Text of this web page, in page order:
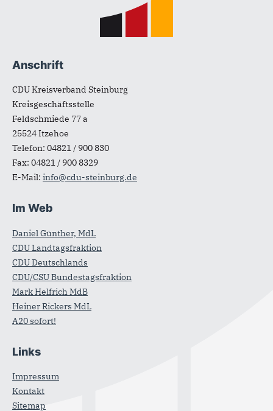
Anschrift
CDU Kreisverband Steinburg
Kreisgeschäftsstelle
Feldschmiede 77 a
25524Itzehoe
Telefon: 04821 / 900 830
Fax: 04821 / 900 8329
E-Mail: info@cdu-steinburg.de
Im Web
Daniel Günther, MdL
CDU Landtagsfraktion
CDU Deutschlands
CDU/CSU Bundestagsfraktion
Mark Helfrich MdB
Heiner Rickers MdL
A20 sofort!
Links
Impressum
Kontakt
Sitemap